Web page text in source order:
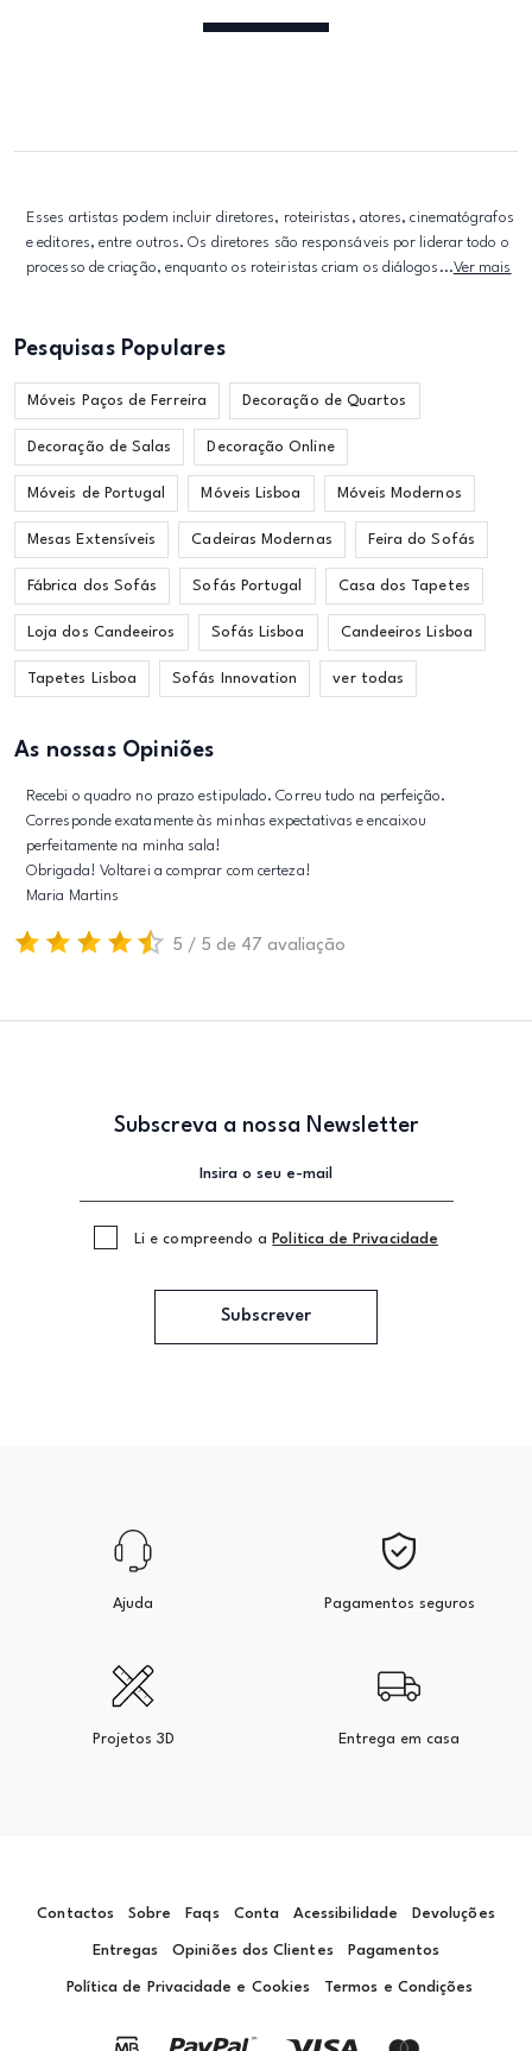
Esses artistas podem incluir diretores, roteiristas, atores, cinematógrafos
e editores, entre outros. Os diretores são responsáveis por liderar todo o
processo de criação, enquanto os roteiristas criam os diálogos...Ver mais
Pesquisas Populares
Móveis Paços de Ferreira Decoração de Quartos
Decoração de Salas Decoração Online
Móveis de Portugal Móveis Lisboa Móveis Modernos
Mesas Extensíveis Cadeiras Modernas Feira do Sofás
Fábrica dos Sofás Sofás Portugal Casa dos Tapetes
Loja dos Candeeiros Sofás Lisboa Candeeiros Lisboa
Tapetes Lisboa Sofás Innovation ver todas
As nossas Opiniões
Recebi o quadro no prazo estipulado. Correu tudo na perfeição.
Corresponde exatamente às minhas expectativas e encaixou
perfeitamente na minha sala!
Obrigada! Voltarei a comprar com certeza!
Maria Martins
5 / 5 de 47 avaliação
Subscreva a nossa Newsletter
Li e compreendo a Politica de Privacidade
Subscrever
Ajuda Pagamentos seguros
Projetos 3D Entrega em casa
Contactos Sobre Faqs Conta Acessibilidade Devoluções
Entregas Opiniões dos Clientes Pagamentos
Política de Privacidade e Cookies Termos e Condições